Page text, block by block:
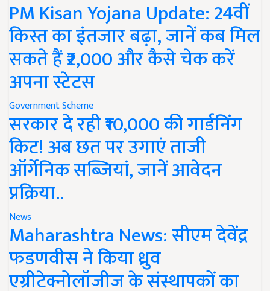
PM Kisan Yojana Update: 24वीं
किस्त का इंतजार बढ़ा, जानें कब मिल
सकते हैं ₹2,000 और कैसे चेक करें
अपना स्टेटस
Government Scheme
सरकार दे रही ₹10,000 की गार्डनिंग
किट! अब छत पर उगाएं ताजी
ऑर्गेनिक सब्जियां, जानें आवेदन
प्रक्रिया..
News
Maharashtra News: सीएम देवेंद्र
फडणवीस ने किया ध्रुव
एग्रीटेक्नोलॉजीज के संस्थापकों का